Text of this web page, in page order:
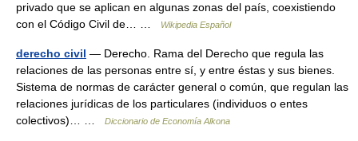
privado que se aplican en algunas zonas del país, coexistiendo
con el Código Civil de… …
Wikipedia Español
derecho civil — Derecho. Rama del Derecho que regula las
relaciones de las personas entre sí, y entre éstas y sus bienes.
Sistema de normas de carácter general o común, que regulan las
relaciones jurídicas de los particulares (individuos o entes
colectivos)… …
Diccionario de Economía Alkona